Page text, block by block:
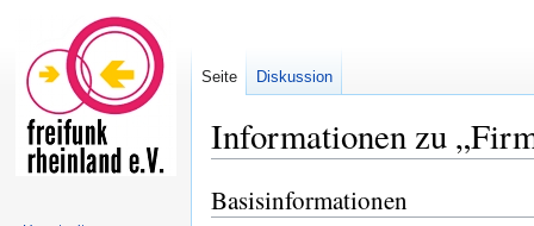
Informationen zu
Zur
Zur
Basisinformationen
Seite Diskussion